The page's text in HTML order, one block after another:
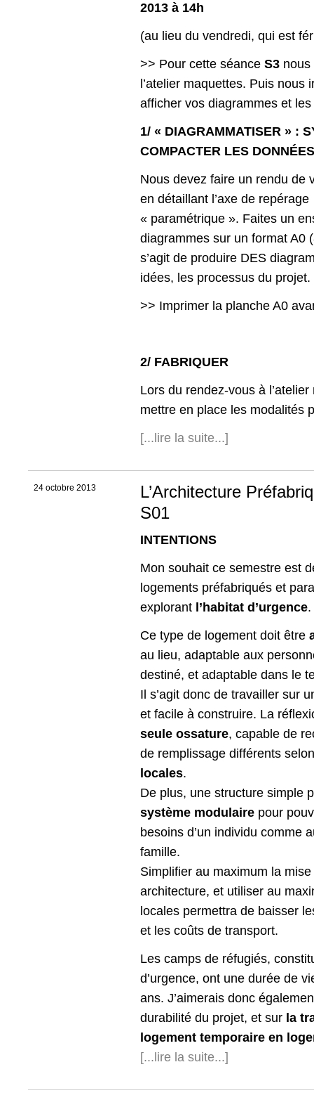
2013 à 14h
(au lieu du vendredi, qui est
>> Pour cette séance S3 nous
l’atelier maquettes. Puis nous
afficher vos diagrammes et
1/ « DIAGRAMMATISER » :
COMPACTER LES DONNÉES
Nous devez faire un rendu de
en détaillant l’axe de repérage
« paramétrique ». Faites un
diagrammes sur un format A0
s’agit de produire DES
idées, les processus du projet.
>> Imprimer la planche A0
2/ FABRIQUER
Lors du rendez-vous à
mettre en place les modalités
[...lire la suite...]
24 octobre 2013
L’Architecture
S01
INTENTIONS
Mon souhait ce semestre est
logements préfabriqués et
explorant l’habitat d’urgence.
Ce type de logement doit être
au lieu, adaptable aux
destiné, et adaptable dans le
Il s’agit donc de travailler sur
et facile à construire. La
seule ossature, capable de
de remplissage différents
locales.
De plus, une structure simple
système modulaire pour
besoins d’un individu comme
famille.
Simplifier au maximum la
architecture, et utiliser au
locales permettra de baisser
et les coûts de transport.
Les camps de réfugiés,
d’urgence, ont une durée de
ans. J’aimerais donc
durabilité du projet, et sur la
logement temporaire en
[...lire la suite...]